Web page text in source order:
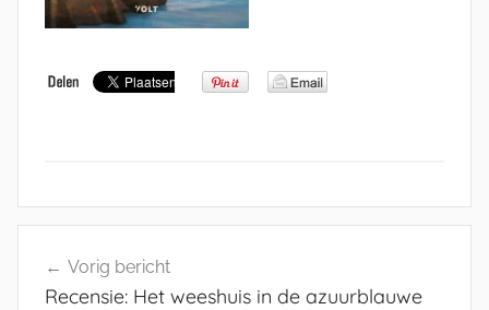
navigatie
Vorig bericht
Recensie: Het weeshuis in de azuurblauwe